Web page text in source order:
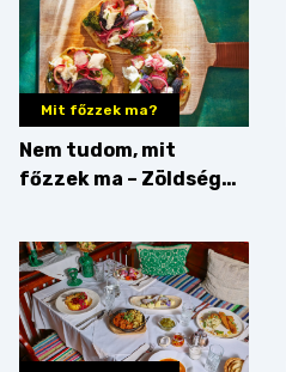
Mit főzzek ma?
Nem tudom, mit
főzzek ma – Zöldség